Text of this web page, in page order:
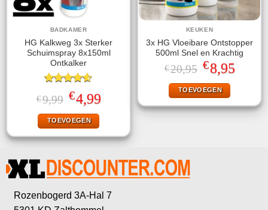
BADKAMER
HG Kalkweg 3x Sterker
Schuimspray 8x150ml
Ontkalker
Gewaardeerd
4.60uit 5
€9,99 Oorspronkelijke
prijs
was:
€9,99.
€4,99Huidige
prijs
is:
TOEVOEGEN
KEUKEN
3x HG Vloeibare Ontstopper
500ml Snel en Krachtig
€20,95 Oorspronkelijke
prijs
was:
€20,95.
€8,95Huidige
prijs
TOEVOEGEN
Rozenbogerd 3A-Hal 7